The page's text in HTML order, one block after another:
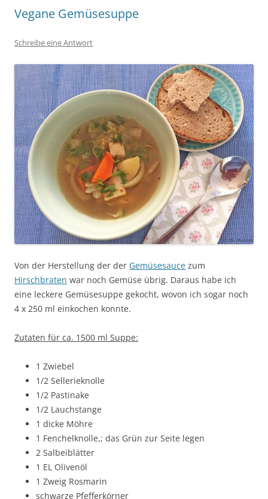
Vegane Gemüsesuppe
Schreibe eine Antwort
Von der Herstellung der der Gemüsesauce zum
Hirschbraten war noch Gemüse übrig. Daraus habe ich
eine leckere Gemüsesuppe gekocht, wovon ich sogar noch
4 x 250 ml einkochen konnte.
Zutaten für ca. 1500 ml Suppe:
1 Zwiebel
1/2 Sellerieknolle
1/2 Pastinake
1/2 Lauchstange
1 dicke Möhre
1 Fenchelknolle,; das Grün zur Seite legen
2 Salbeiblätter
1 EL Olivenöl
1 Zweig Rosmarin
schwarze Pfefferkörner